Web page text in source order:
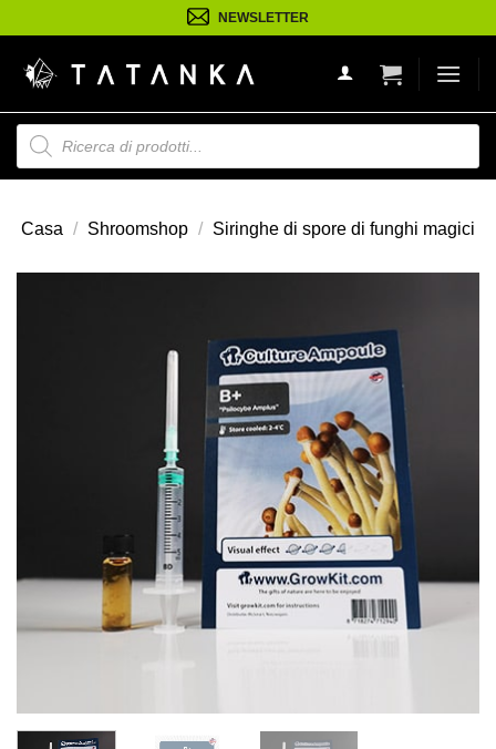
ai
contenuti
NEWSLETTER
Ricerca
prodotti
Casa / Shroomshop / Siringhe di spore di funghi magici